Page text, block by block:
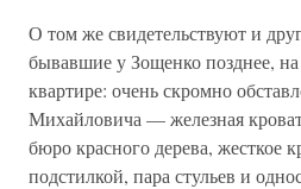
О том же свидетельствуют и
бывавшие у Зощенко позднее,
квартире: очень скромно
Михайловича — железная
бюро красного дерева, жесткое
подстилкой, пара стульев и